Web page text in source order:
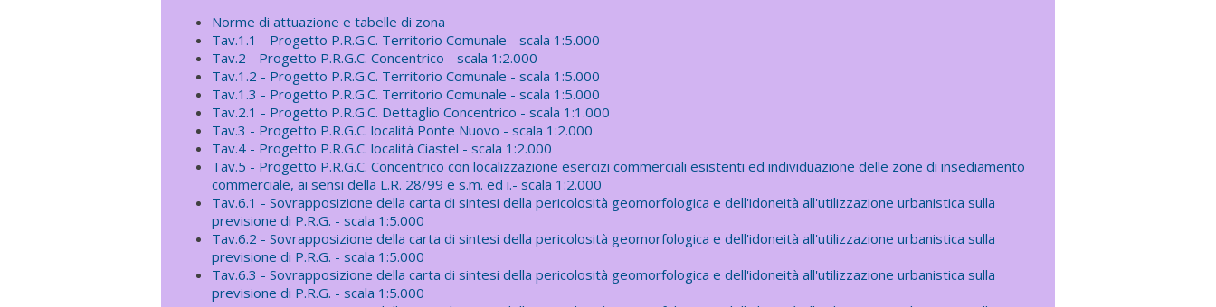
Norme di attuazione e tabelle di zona
Tav.1.1 - Progetto P.R.G.C. Territorio Comunale - scala 1:5.000
Tav.2 - Progetto P.R.G.C. Concentrico - scala 1:2.000
Tav.1.2 - Progetto P.R.G.C. Territorio Comunale - scala 1:5.000
Tav.1.3 - Progetto P.R.G.C. Territorio Comunale - scala 1:5.000
Tav.2.1 - Progetto P.R.G.C. Dettaglio Concentrico - scala 1:1.000
Tav.3 - Progetto P.R.G.C. località Ponte Nuovo - scala 1:2.000
Tav.4 - Progetto P.R.G.C. località Ciastel - scala 1:2.000
Tav.5 - Progetto P.R.G.C. Concentrico con localizzazione esercizi commerciali esistenti ed individuazione delle zone di insediamento
commerciale, ai sensi della L.R. 28/99 e s.m. ed i.- scala 1:2.000
Tav.6.1 - Sovrapposizione della carta di sintesi della pericolosità geomorfologica e dell'idoneità all'utilizzazione urbanistica sulla
previsione di P.R.G. - scala 1:5.000
Tav.6.2 - Sovrapposizione della carta di sintesi della pericolosità geomorfologica e dell'idoneità all'utilizzazione urbanistica sulla
previsione di P.R.G. - scala 1:5.000
Tav.6.3 - Sovrapposizione della carta di sintesi della pericolosità geomorfologica e dell'idoneità all'utilizzazione urbanistica sulla
previsione di P.R.G. - scala 1:5.000